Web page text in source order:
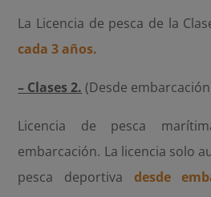
La Licencia de pesca de la
cada 3 años.
– Clases 2. (Desde
Licencia de pesca
embarcación. La licencia solo
pesca deportiva
desde